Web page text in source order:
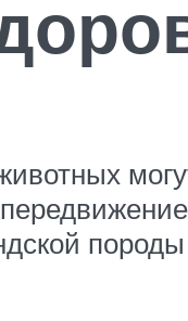
породы